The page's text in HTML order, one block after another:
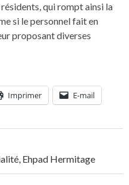
qui rompt ainsi la
si le personnel fait en
proposant diverses
Imprimer E-mail
, Ehpad Hermitage